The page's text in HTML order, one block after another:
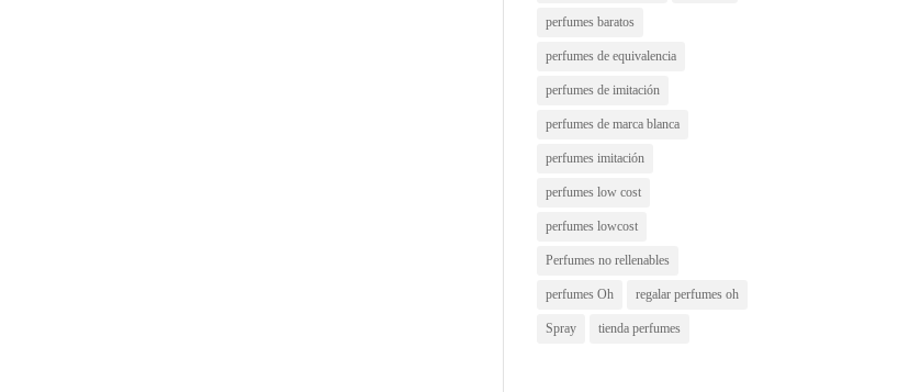
perfumes baratos
perfumes de equivalencia
perfumes de imitación
perfumes de marca blanca
perfumes imitación
perfumes low cost
perfumes lowcost
Perfumes no rellenables
perfumes Oh regalar perfumes oh
Spray tienda perfumes